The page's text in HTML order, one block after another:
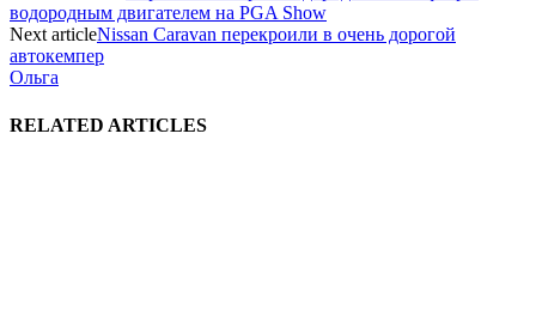
водородным двигателем на PGA Show
Next articleNissan Caravan перекроили в очень дорогой
автокемпер
Ольга
RELATED ARTICLES